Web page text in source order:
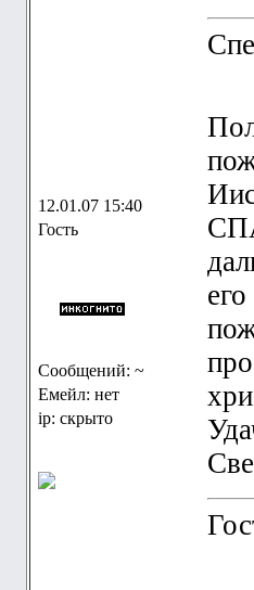
12.01.07 15:40
Гость
Сообщений: ~
Емейл: нет
ip: скрыто